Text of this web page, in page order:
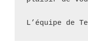
L’équipe de